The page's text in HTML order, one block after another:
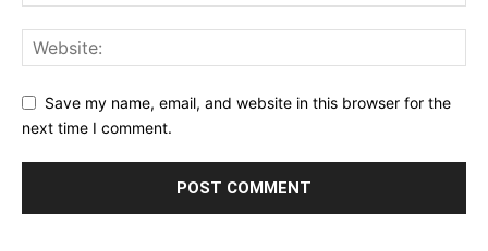
Save my name, email, and website in this browser for the
next time I comment.